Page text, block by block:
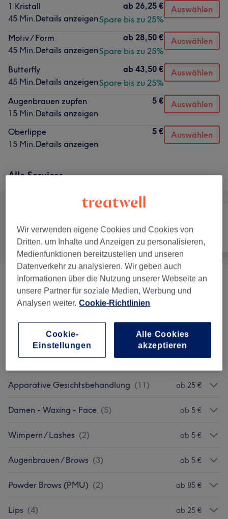
1 Kristall
45 Min.Details anzeigen
ab 26,25 €
Spare bis zu 25%
Auswählen
Motiv / Form
45 Min.Details anzeigen
ab 28,50 €
Spare bis zu 25%
Auswählen
Butterfly
45 Min.Details anzeigen
ab 43,50 €
Spare bis zu 25%
Auswählen
Augenbrauen zupfen
15 Min.Details anzeigen
5 € Auswählen
Oberlippe
15 Min.Details anzeigen
5 € Auswählen
Alle Services
Zahnschmuck ( 3)
Paket - Behandlungen (3)
1) 28 €
Klassische Gesichtsbehandlung (2) ab 55 €
Apparative Gesichtsbehandlung (11) ab 25 €
Damen - Waxing - Face (5) ab 5 €
Wimpern / Lashes (2) ab 5 €
Augenbrauen / Brows (3) ab 5 €
Powder Brows (PMU) (2) ab 85 €
Lips (4) ab 25 €
Wir verwenden eigene Cookies und Cookies von
Dritten, um Inhalte und Anzeigen zu personalisieren,
Medienfunktionen bereitzustellen und unseren
Datenverkehr zu analysieren. Wir geben auch
Informationen über die Nutzung unserer Webseite an
unsere Partner für soziale Medien, Werbung und
Analysen weiter. Cookie-Richtlinien
Cookie-
Einstellungen
Alle Cookies
akzeptieren